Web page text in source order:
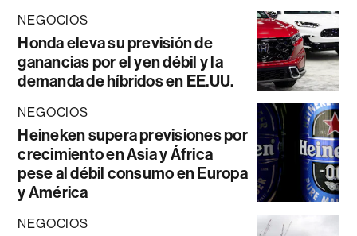
NEGOCIOS
Honda eleva su previsión de
ganancias por el yen débil y la
demanda de híbridos en EE.UU.
NEGOCIOS
Heineken supera previsiones por
crecimiento en Asia y África
pese al débil consumo en Europa
y América
NEGOCIOS